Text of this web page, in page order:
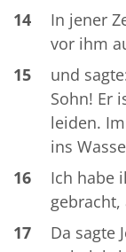
14
In jener
vor ihm
15
und
Sohn! Er
leiden.
ins
16
Ich habe
17
Da sagte